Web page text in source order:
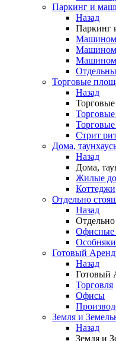
Паркинг и
Назад
Паркинг
Торговые
Назад
Торговые
Стрит
Дома,
Назад
Дома,
Жилые
Коттеджи
Отдельно
Назад
Офисные
Готовый
Назад
Готовый
Торговля
Офисы
Земля и
Назад
Земля и